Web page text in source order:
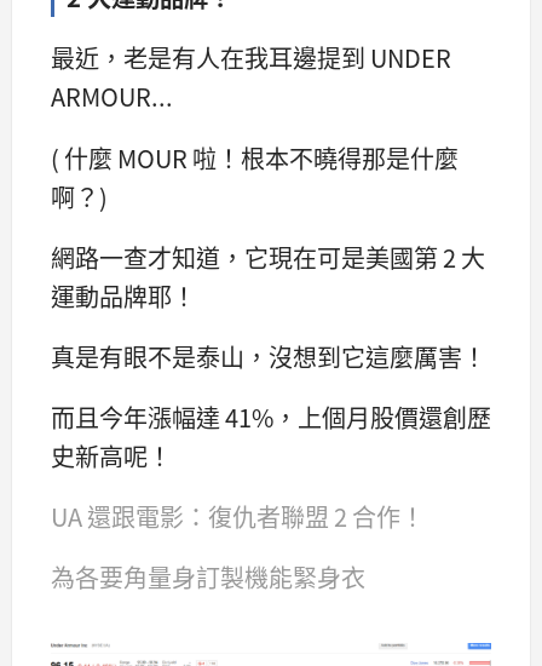
最近，老是有人在我耳邊提到 UNDER
ARMOUR...
( 什麼 MOUR 啦！根本不曉得那是什麼
啊？)
網路一查才知道，它現在可是美國第 2 大
運動品牌耶！
真是有眼不是泰山，沒想到它這麼厲害！
而且今年漲幅達 41%，上個月股價還創歷
史新高呢！
UA 還跟電影：復仇者聯盟 2 合作！
為各要角量身訂製機能緊身衣